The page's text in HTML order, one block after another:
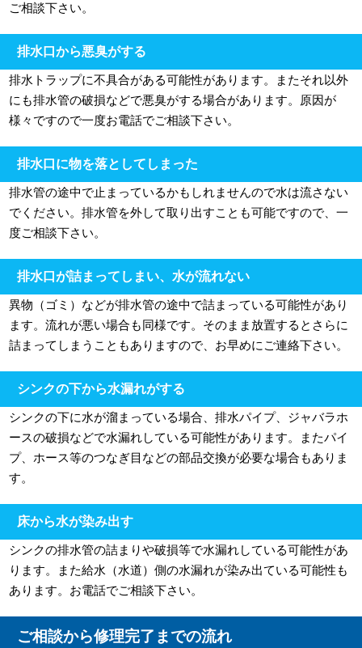
ご相談下さい。
排水口から悪臭がする
排水トラップに不具合がある可能性があります。またそれ以外
にも排水管の破損などで悪臭がする場合があります。原因が
様々ですので一度お電話でご相談下さい。
排水口に物を落としてしまった
排水管の途中で止まっているかもしれませんので水は流さない
でください。排水管を外して取り出すことも可能ですので、一
度ご相談下さい。
排水口が詰まってしまい、水が流れない
異物（ゴミ）などが排水管の途中で詰まっている可能性があり
ます。流れが悪い場合も同様です。そのまま放置するとさらに
詰まってしまうこともありますので、お早めにご連絡下さい。
シンクの下から水漏れがする
シンクの下に水が溜まっている場合、排水パイプ、ジャバラホ
ースの破損などで水漏れしている可能性があります。またパイ
プ、ホース等のつなぎ目などの部品交換が必要な場合もありま
す。
床から水が染み出す
シンクの排水管の詰まりや破損等で水漏れしている可能性があ
ります。また給水（水道）側の水漏れが染み出ている可能性も
あります。お電話でご相談下さい。
ご相談から修理完了までの流れ